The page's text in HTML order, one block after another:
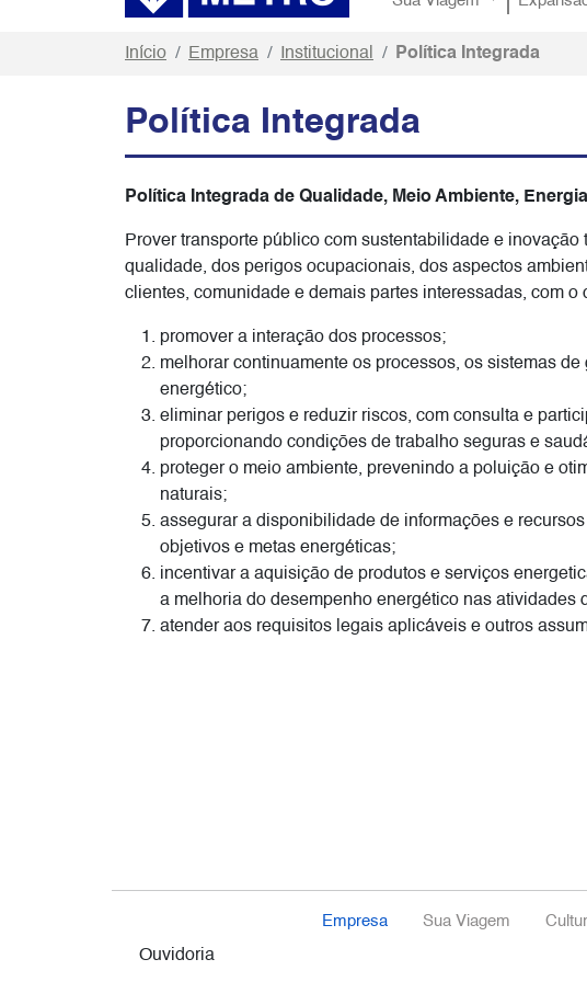
Início Empresa Institucional Política Integrada
Política Integrada
Política Integrada de Qualidade, Meio Ambiente,
Prover transporte público com sustentabilidade e
qualidade, dos perigos ocupacionais, dos aspectos
clientes, comunidade e demais partes interessadas, com o
promover a interação dos processos;
melhorar continuamente os processos, os sistemas
energético;
eliminar perigos e reduzir riscos, com consulta e
proporcionando condições de trabalho seguras e
proteger o meio ambiente, prevenindo a poluição e
naturais;
assegurar a disponibilidade de informações e
objetivos e metas energéticas;
incentivar a aquisição de produtos e serviços
a melhoria do desempenho energético nas atividades
atender aos requisitos legais aplicáveis e outros
Empresa Sua Viagem
Ouvidoria